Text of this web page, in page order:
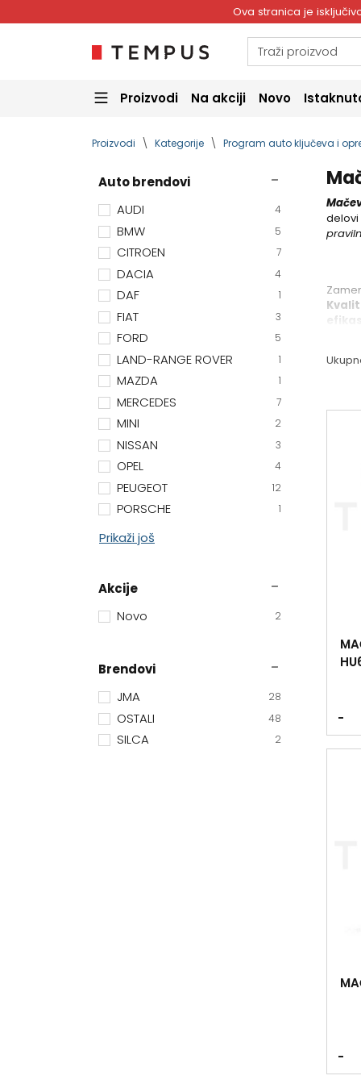
Ova stranica je
Proizvodi Na akciji Novo
Proizvodi Kategorije Program auto ključeva i
Auto brendovi
AUDI
4
BMW 5
CITROEN 7
DACIA 4
DAF 1
FIAT 3
FORD 5
LAND-RANGE ROVER 1
MAZDA 1
MERCEDES 7
MINI 2
NISSAN 3
OPEL 4
PEUGEOT 12
PORSCHE 1
Prikaži još
Akcije
Novo
2
Brendovi
JMA
28
OSTALI 48
SILCA 2
-
-